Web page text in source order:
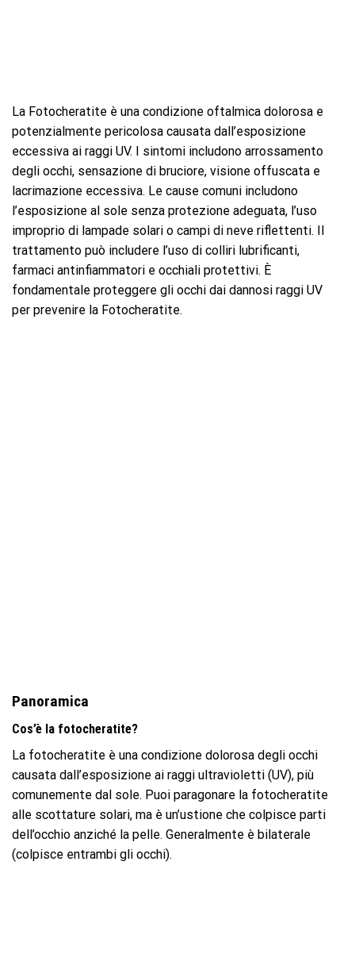
La Fotocheratite è una condizione oftalmica dolorosa e
potenzialmente pericolosa causata dall’esposizione
eccessiva ai raggi UV. I sintomi includono arrossamento
degli occhi, sensazione di bruciore, visione offuscata e
lacrimazione eccessiva. Le cause comuni includono
l’esposizione al sole senza protezione adeguata, l’uso
improprio di lampade solari o campi di neve riflettenti. Il
trattamento può includere l’uso di colliri lubrificanti,
farmaci antinfiammatori e occhiali protettivi. È
fondamentale proteggere gli occhi dai dannosi raggi UV
per prevenire la Fotocheratite.
Panoramica
Cos’è la fotocheratite?
La fotocheratite è una condizione dolorosa degli occhi
causata dall’esposizione ai raggi ultravioletti (UV), più
comunemente dal sole. Puoi paragonare la fotocheratite
alle scottature solari, ma è un’ustione che colpisce parti
dell’occhio anziché la pelle. Generalmente è bilaterale
(colpisce entrambi gli occhi).